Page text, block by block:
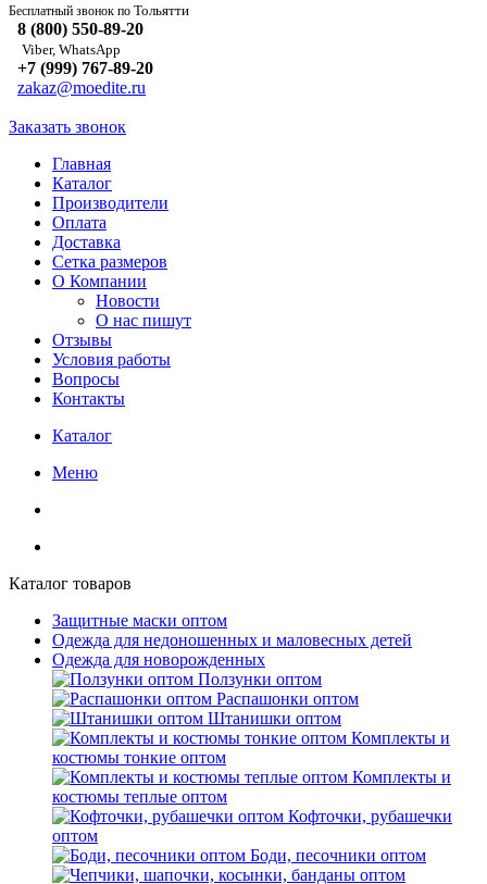
Бесплатный звонок по Тольятти
8 (800) 550-89-20
Viber, WhatsApp
+7 (999) 767-89-20
zakaz@moedite.ru
Заказать звонок
Главная
Каталог
Производители
Оплата
Доставка
Сетка размеров
О Компании
Новости
О нас пишут
Отзывы
Условия работы
Вопросы
Контакты
Каталог
Меню
Каталог товаров
Защитные маски оптом
Одежда для недоношенных и маловесных детей
Одежда для новорожденных
Ползунки оптом
Распашонки оптом
Штанишки оптом
Комплекты и
костюмы тонкие оптом
Комплекты и
костюмы теплые оптом
Кофточки, рубашечки
оптом
Боди, песочники оптом